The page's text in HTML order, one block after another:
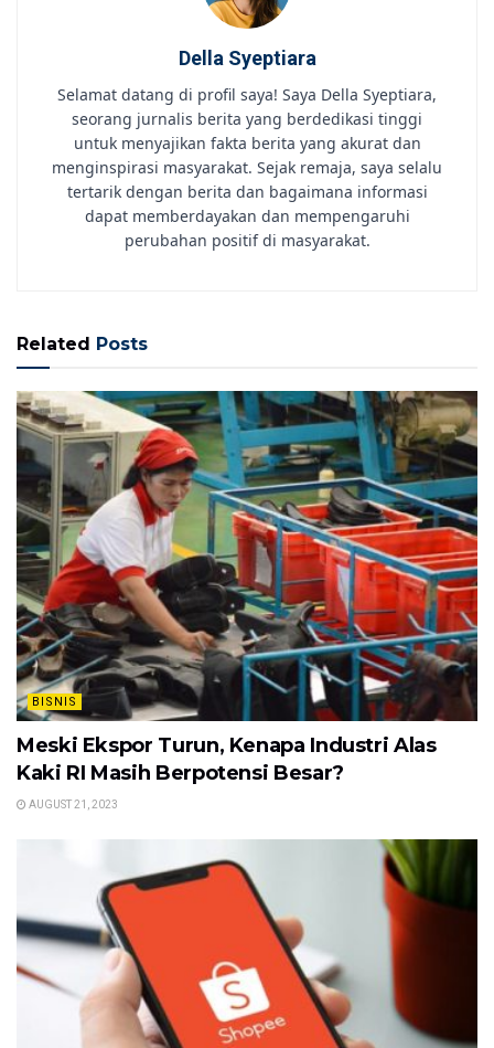
Della Syeptiara
Selamat datang di profil saya! Saya Della Syeptiara,
seorang jurnalis berita yang berdedikasi tinggi
untuk menyajikan fakta berita yang akurat dan
menginspirasi masyarakat. Sejak remaja, saya selalu
tertarik dengan berita dan bagaimana informasi
dapat memberdayakan dan mempengaruhi
perubahan positif di masyarakat.
Related Posts
BISNIS
Meski Ekspor Turun, Kenapa Industri Alas
Kaki RI Masih Berpotensi Besar?
AUGUST 21, 2023